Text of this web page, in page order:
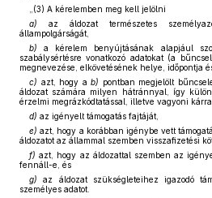
„(3) A kérelemben meg kell jelölni
a) az áldozat természetes
állampolgárságát,
b) a kérelem benyújtásának alapjául
szabálysértésre vonatkozó adatokat (a
megnevezése, elkövetésének helye, időpontja
c) azt, hogy a b) pontban megjelölt
áldozat számára milyen hátránnyal, így
érzelmi megrázkódtatással, illetve vagyoni
d) az igényelt támogatás fajtáját,
e) azt, hogy a korábban igénybe vett
áldozatot az állammal szemben visszafizetési
f) azt, hogy az áldozattal szemben az
fennáll-e, és
g) az áldozat szükségleteihez igazodó
személyes adatot.